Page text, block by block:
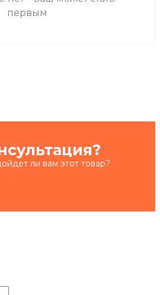
первым
ли вам этот товар?